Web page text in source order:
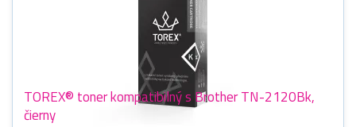
TOREX® toner kompatibilný s Brother TN-2120Bk,
čierny